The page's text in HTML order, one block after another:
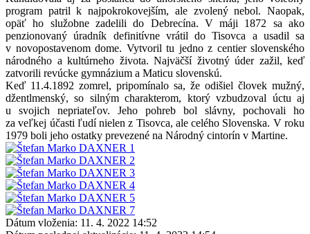
program patril k najpokrokovejším, ale zvolený nebol. Naopak,
opäť ho služobne zadelili do Debrecína. V máji 1872 sa ako
penzionovaný úradník definitívne vrátil do Tisovca a usadil sa
v novopostavenom dome. Vytvoril tu jedno z centier slovenského
národného a kultúrneho života. Najväčší životný úder zažil, keď
zatvorili revúcke gymnázium a Maticu slovenskú.
Keď 11.4.1892 zomrel, pripomínalo sa, že odišiel človek mužný,
džentlmenský, so silným charakterom, ktorý vzbudzoval úctu aj
u svojich nepriateľov. Jeho pohreb bol slávny, pochovali ho
za veľkej účasti ľudí nielen z Tisovca, ale celého Slovenska. V roku
1979 boli jeho ostatky prevezené na Národný cintorín v Martine.
Dátum vloženia: 11. 4. 2022 14:52